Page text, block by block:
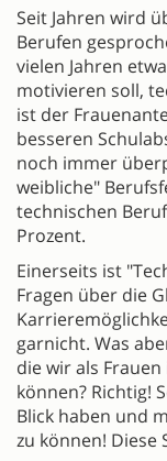
Seit Jahren wird
Berufen
vielen Jahren
motivieren soll,
ist der
besseren
noch immer
weibliche"
technischen
Prozent.
Einerseits ist
Fragen über die
garnicht. Was
die wir als
können? Richtig!
Blick haben und
zu können! Diese